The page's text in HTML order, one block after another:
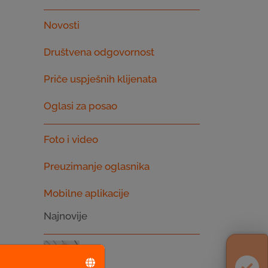
Novosti
Društvena odgovornost
Priče uspješnih klijenata
Oglasi za posao
Foto i video
Preuzimanje oglasnika
Mobilne aplikacije
Najnovije